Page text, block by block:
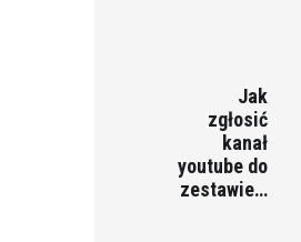
Jak
zgłosić
kanał
youtube do
zestawie…